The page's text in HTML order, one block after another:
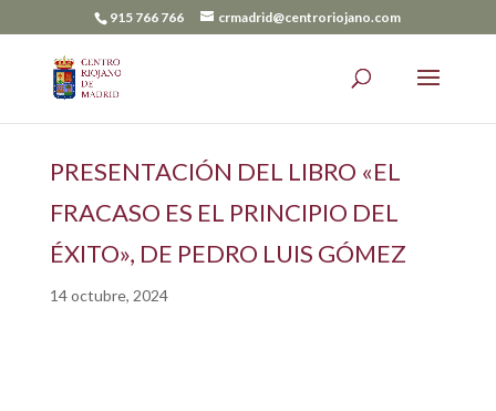
915 766 766 crmadrid@centroriojano.com
PRESENTACIÓN DEL LIBRO «EL
FRACASO ES EL PRINCIPIO DEL
ÉXITO», DE PEDRO LUIS GÓMEZ
14 octubre, 2024